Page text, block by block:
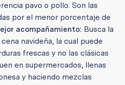
pavo o pollo. Son las
por el menor porcentaje de
acompañamiento: Busca la
navideña, la cual puede
frescas y no las clásicas
en supermercados, llenas
y haciendo mezclas